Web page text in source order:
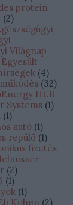
protein
(2)
Világnap
Egyesült
(4)
(32)
HUB
Systems (1)
(1)
autó (1)
repülő (1)
fizetés
(2)
(1)
(1)
Kohen (2)